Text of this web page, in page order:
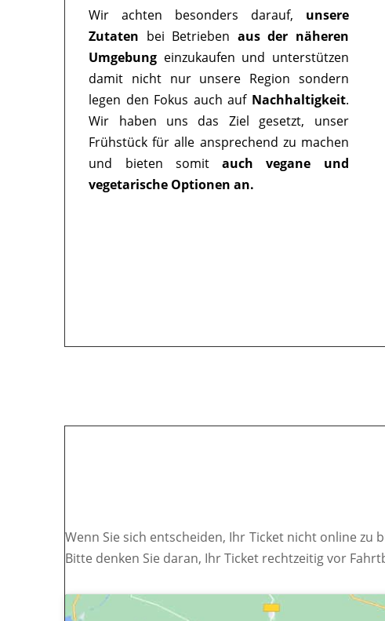
Wir achten besonders darauf, unsere
Zutaten bei Betrieben aus der näheren
Umgebung einzukaufen und unterstützen
damit nicht nur unsere Region sondern
legen den Fokus auch auf Nachhaltigkeit.
Wir haben uns das Ziel gesetzt, unser
Frühstück für alle ansprechend zu machen
und bieten somitauch vegane und
vegetarische Optionen an.
Wenn Sie sich entscheiden, Ihr Ticket nicht online zu
Bitte denken Sie daran, Ihr Ticket rechtzeitig vor